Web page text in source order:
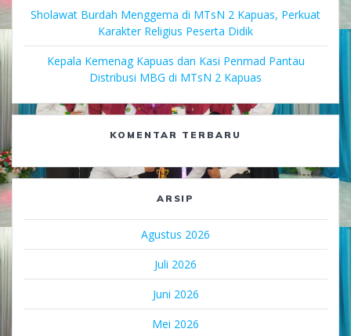
Sholawat Burdah Menggema di MTsN 2 Kapuas, Perkuat
Karakter Religius Peserta Didik
Kepala Kemenag Kapuas dan Kasi Penmad Pantau
Distribusi MBG di MTsN 2 Kapuas
KOMENTAR TERBARU
ARSIP
Agustus 2026
Juli 2026
Juni 2026
Mei 2026